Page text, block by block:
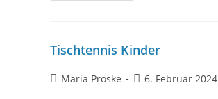
Tischtennis Kinder
Maria Proske 6. Februar 2024